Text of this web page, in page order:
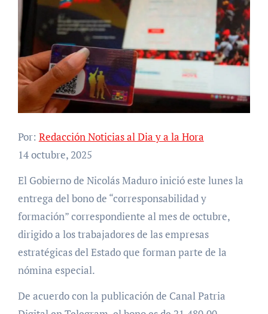
Por: Redacción Noticias al Dia y a la Hora
14 octubre, 2025
El Gobierno de Nicolás Maduro inició este lunes la
entrega del bono de “corresponsabilidad y
formación” correspondiente al mes de octubre,
dirigido a los trabajadores de las empresas
estratégicas del Estado que forman parte de la
nómina especial.
De acuerdo con la publicación de Canal Patria